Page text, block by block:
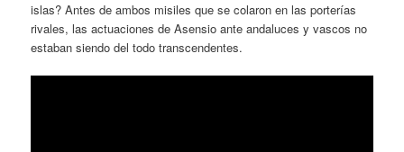
islas? Antes de ambos misiles que se colaron en las porterías
rivales, las actuaciones de Asensio ante andaluces y vascos no
estaban siendo del todo transcendentes.